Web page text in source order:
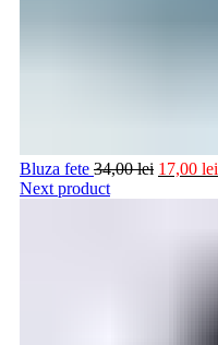
Bluza fete 34,00lei 17,00 lei
Next product